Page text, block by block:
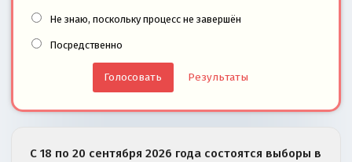
Не знаю, поскольку процесс не завершён
Посредственно
Результаты
С 18 по 20 сентября 2026 года состоятся выборы в